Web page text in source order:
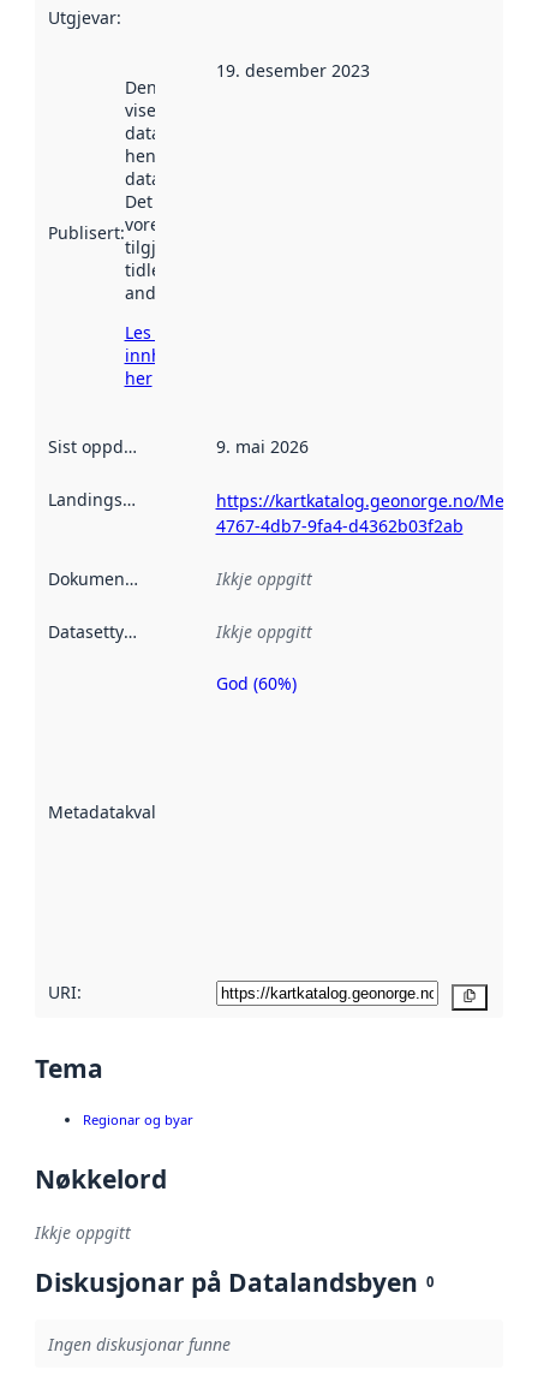
Utgjevar:
Publisert:
Denne datoen
viser når
datasettet vart
henta inn av
data.norge.no.
Det kan ha
vore
tilgjengeleg
tidlegare
andre stader.
Les meir om
innhenting
her
19. desember 2023
Sist oppdatert 9. mai 2026
Landingsside
https://kartkatalog.geonorge.no/
4767-4db7-9fa4-d4362b03f2ab
Dokumentasjon Ikkje oppgitt
Datasettype Ikkje oppgitt
Metadatakvalitet
Metadatakvalitet
God (60%)
URI:
Tema
Regionar og byar
Nøkkelord
Ikkje oppgitt
Diskusjonar på Datalandsbyen 0
Ingen diskusjonar funne